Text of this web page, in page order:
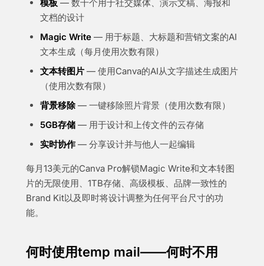
模板 — 数千个用于社交媒体、演示文稿、海报和
文档的设计
Magic Write — 用于标题、大标题和营销文案的AI
文本生成（每月使用次数有限）
文本转图片 — 使用Canva的AI从文字描述生成图片
（使用次数有限）
背景移除 — 一键移除照片背景（使用次数有限）
5GB存储 — 用于设计和上传文件的云存储
实时协作 — 分享设计并与他人一起编辑
每月13美元的Canva Pro解锁Magic Write和文本转图
片的无限使用、1TB存储、高级模板、品牌一致性的
Brand Kit以及即时将设计调整为任何平台尺寸的功
能。
何时使用temp mail——何时不用